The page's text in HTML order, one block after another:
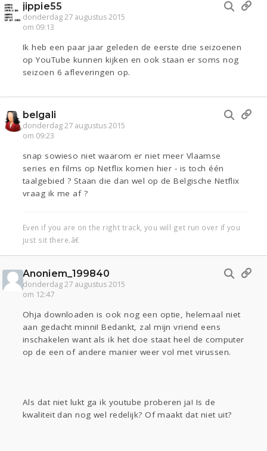
jippie55
donderdag 27 augustus 2015
om 09:13
Ik heb een paar jaar geleden de eerste drie seizoenen
op YouTube kunnen kijken en ook staan er soms nog
seizoen 6 afleveringen op.
belgali
donderdag 27 augustus 2015
om 09:23
snap sowieso niet waarom er niet meer Vlaamse
series en films op Netflix komen hier - is toch één
taalgebied ? Staan die dan wel op de Belgische Netflix
vraag ik me af ?
Even if you are on the right track, you will get run over if you
just sit there.â€
Anoniem_199840
donderdag 27 augustus 2015
om 12:47
Ohja downloaden is ook nog een optie, helemaal niet
aan gedacht minni! Bedankt, zal mijn vriend eens
inschakelen want als ik het doe staat heel de computer
op de een of andere manier weer vol met virussen.
Als dat niet lukt ga ik youtube proberen ja! Is de
kwaliteit dan nog wel redelijk? Of maakt dat niet uit?